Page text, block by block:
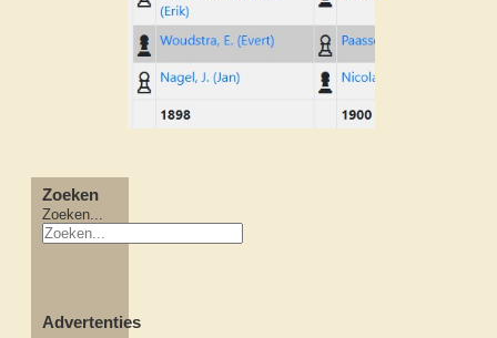
Zoeken
Zoeken...
Advertenties